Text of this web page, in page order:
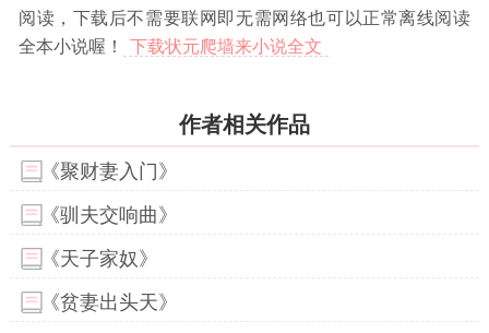
阅读，下载后不需要联网即无需网络也可以正常离线阅读
全本小说喔！
下载状元爬墙来小说全文
作者相关作品
《聚财妻入门》
《驯夫交响曲》
《天子家奴》
《贫妻出头天》